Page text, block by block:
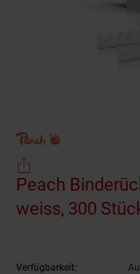
Peach
weiss, 300
Verfügbarkeit: